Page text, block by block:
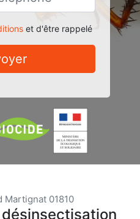
et d'être rappelé
Martignat 01810